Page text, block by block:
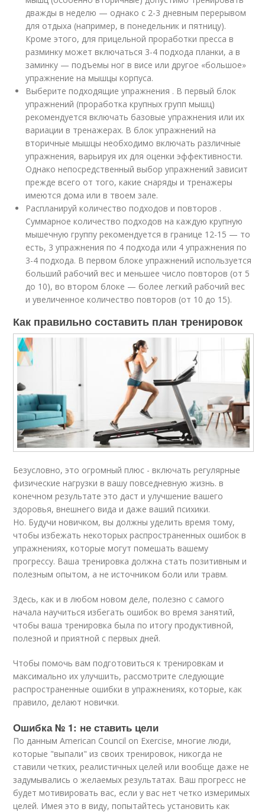
дважды в неделю — однако с 2-3 дневным перерывом
для отдыха (например, в понедельник и пятницу).
Кроме этого, для прицельной проработки пресса в
разминку может включаться 3-4 подхода планки, а в
заминку — подъемы ног в висе или другое «большое»
упражнение на мышцы корпуса.
Выберите подходящие упражнения . В первый блок
упражнений (проработка крупных групп мышц)
рекомендуется включать базовые упражнения или их
вариации в тренажерах. В блок упражнений на
вторичные мышцы необходимо включать различные
упражнения, варьируя их для оценки эффективности.
Однако непосредственный выбор упражнений зависит
прежде всего от того, какие снаряды и тренажеры
имеются дома или в твоем зале.
Распланируй количество подходов и повторов .
Суммарное количество подходов на каждую крупную
мышечную группу рекомендуется в границе 12-15 — то
есть, 3 упражнения по 4 подхода или 4 упражнения по
3-4 подхода. В первом блоке упражнений используется
больший рабочий вес и меньшее число повторов (от 5
до 10), во втором блоке — более легкий рабочий вес
и увеличенное количество повторов (от 10 до 15).
Как правильно составить план тренировок
Безусловно, это огромный плюс - включать регулярные
физические нагрузки в вашу повседневную жизнь. в
конечном результате это даст и улучшение вашего
здоровья, внешнего вида и даже ваший психики.
Но. Будучи новичком, вы должны уделить время тому,
чтобы избежать некоторых распространенных ошибок в
упражнениях, которые могут помешать вашему
прогрессу. Ваша тренировка должна стать позитивным и
полезным опытом, а не источником боли или травм.
Здесь, как и в любом новом деле, полезно с самого
начала научиться избегать ошибок во время занятий,
чтобы ваша тренировка была по итогу продуктивной,
полезной и приятной с первых дней.
Чтобы помочь вам подготовиться к тренировкам и
максимально их улучшить, рассмотрите следующие
распространенные ошибки в упражнениях, которые, как
правило, делают новички.
Ошибка № 1: не ставить цели
По данным American Council on Exercise, многие люди,
которые "выпали" из своих тренировок, никогда не
ставили четких, реалистичных целей или вообще даже не
задумывались о желаемых результатах. Ваш прогресс не
будет мотивировать вас, если у вас нет четко измеримых
целей. Имея это в виду, попытайтесь установить как